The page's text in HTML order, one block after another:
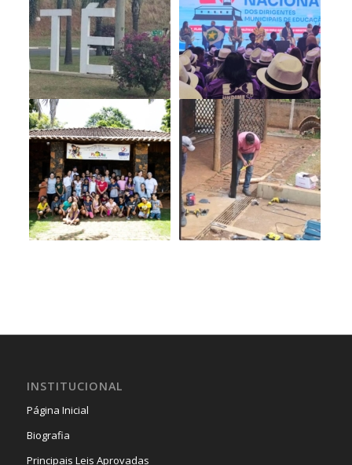
INSTITUCIONAL
Página Inicial
Biografia
Principais Leis Aprovadas